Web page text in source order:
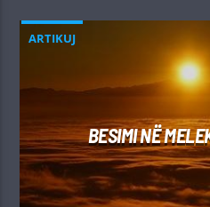
ARTIKUJ
BESIMI NË